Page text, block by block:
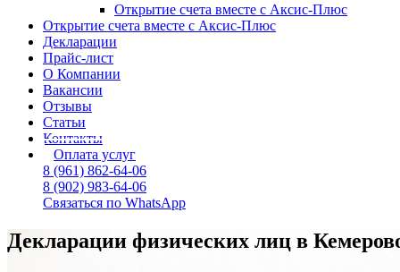
Открытие счета вместе с Аксис-Плюс
Открытие счета вместе с Аксис-Плюс
Декларации
Прайс-лист
О Компании
Вакансии
Отзывы
Статьи
Контакты
Оплата услуг
8 (961) 862-64-06
8 (902) 983-64-06
Связаться по WhatsApp
Декларации физических лиц в